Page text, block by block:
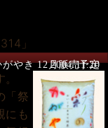
やき 12月販売予定
2004.11.20
「祭
にも